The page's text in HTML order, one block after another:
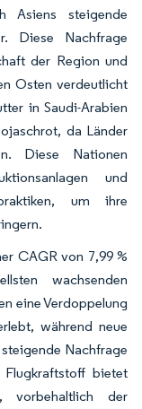
Asiens steigende
Diese Nachfrage
der Region und
Osten verdeutlicht
in Saudi-Arabien
da Länder
Diese Nationen
und
um ihre
CAGR von 7,99 %
wachsenden
eine Verdoppelung
während neue
Nachfrage
bietet
vorbehaltlich der